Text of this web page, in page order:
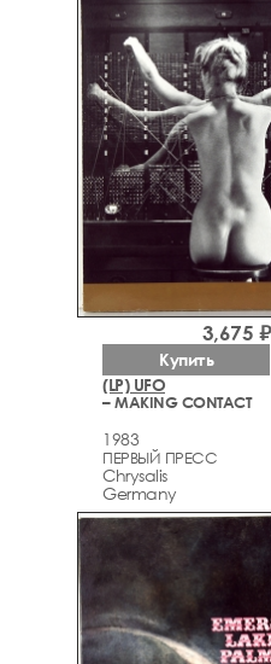
(LP) UFO
– MAKING CONTACT
1983
ПЕРВЫЙ ПРЕСС
Chrysalis
Germany
3,675 ₽
Купить